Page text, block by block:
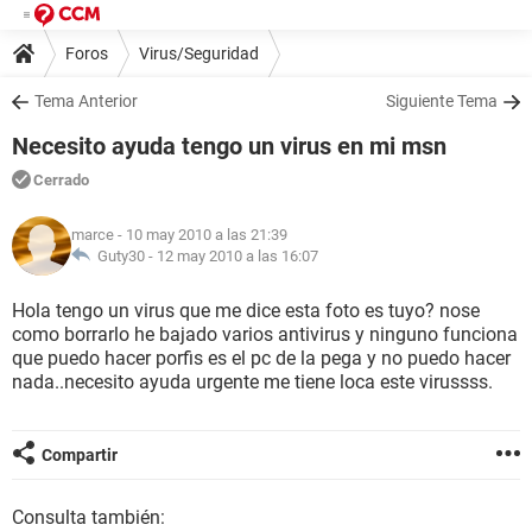
Foros Virus/Seguridad
Tema Anterior Siguiente Tema
Necesito ayuda tengo un virus en mi msn
Cerrado
marce - 10 may 2010 a las 21:39
Guty30 - 12 may 2010 a las 16:07
Hola tengo un virus que me dice esta foto es tuyo? nose
como borrarlo he bajado varios antivirus y ninguno funciona
que puedo hacer porfis es el pc de la pega y no puedo hacer
nada..necesito ayuda urgente me tiene loca este virussss.
Compartir
Consulta también: